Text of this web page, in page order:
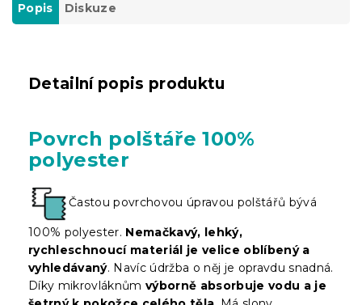
Popis Diskuze
Detailní popis produktu
Povrch polštáře 100%
polyester
Častou povrchovou úpravou polštářů bývá
100% polyester. Nemačkavý, lehký,
rychleschnoucí materiál je velice oblíbený a
vyhledávaný. Navíc údržba o něj je opravdu snadná.
Díky mikrovláknůmvýborně absorbuje vodu a je